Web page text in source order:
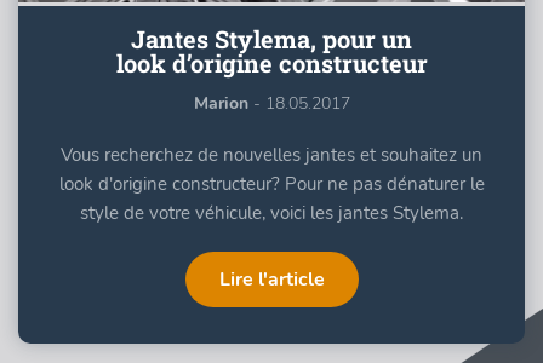
Jantes Stylema, pour un
look d’origine constructeur
Marion - 18.05.2017
Vous recherchez de nouvelles jantes et souhaitez un
look d'origine constructeur? Pour ne pas dénaturer le
style de votre véhicule, voici les jantes Stylema.
Lire l'article